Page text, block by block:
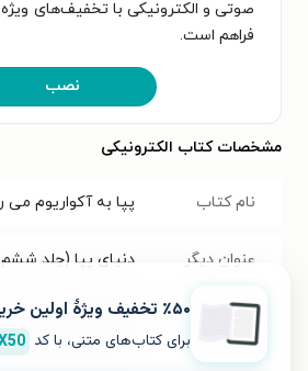
صوتی و الکترونیکی با تخفیف‌های
فراهم است.
نصب
مشخصات کتاب الکترونیکی
نام کتاب پپا به آکواریوم می
عنوان دیگر دنیای پپا (جلد
عنوان در زبان
مبدأ
fishy friends
٪۵۰ تخفیف ویژۀ اولین خرید
برای کتاب‌های متنی، با کد